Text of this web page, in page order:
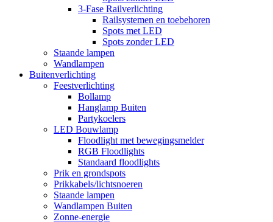
3-Fase Railverlichting
Railsystemen en toebehoren
Spots met LED
Spots zonder LED
Staande lampen
Wandlampen
Buitenverlichting
Feestverlichting
Bollamp
Hanglamp Buiten
Partykoelers
LED Bouwlamp
Floodlight met bewegingsmelder
RGB Floodlights
Standaard floodlights
Prik en grondspots
Prikkabels/lichtsnoeren
Staande lampen
Wandlampen Buiten
Zonne-energie